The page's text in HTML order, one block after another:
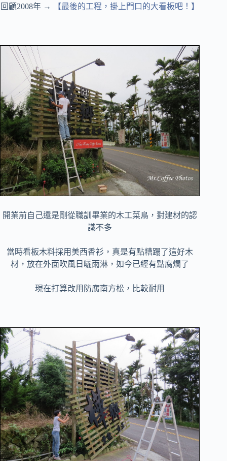
回顧2008年 → 【最後的工程，掛上門口的大看板吧！】
開業前自己還是剛從職訓畢業的木工菜鳥，對建材的認
識不多
當時看板木料採用美西香衫，真是有點糟蹋了這好木
材，放在外面吹風日曬雨淋，如今已經有點腐爛了
現在打算改用防腐南方松，比較耐用